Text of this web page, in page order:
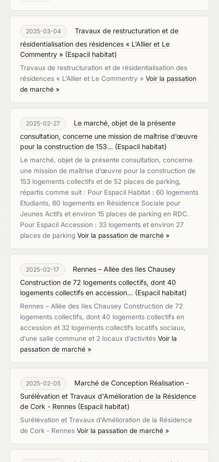
2025-03-04
Travaux de restructuration et de
résidentialisation des résidences « L’Allier et Le
Commentry » (Espacil habitat)
Travaux de restructuration et de résidentialisation des
résidences « L’Allier et Le Commentry » Voir la passation
de marché »
2025-02-27
Le marché, objet de la présente
consultation, concerne une mission de maîtrise d’œuvre
pour la construction de 153... (Espacil habitat)
Le marché, objet de la présente consultation, concerne
une mission de maîtrise d’œuvre pour la construction de
153 logements collectifs et de 52 places de parking,
répartis comme suit : Pour Espacil Habitat : 60 logements
Etudiants, 60 logements en Résidence Sociale pour
Jeunes Actifs et environ 15 places de parking en RDC.
Pour Espacil Accession : 33 logements et environ 27
places de parking Voir la passation de marché »
2025-02-17
Rennes – Allée des Iles Chausey
Construction de 72 logements collectifs, dont 40
logements collectifs en accession... (Espacil habitat)
Rennes – Allée des Iles Chausey Construction de 72
logements collectifs, dont 40 logements collectifs en
accession et 32 logements collectifs locatifs sociaux,
d’une salle commune et 2 locaux d’activités Voir la
passation de marché »
2025-02-05
Marché de Conception Réalisation -
Surélévation et Travaux d'Amélioration de la Résidence
de Cork - Rennes (Espacil habitat)
Surélévation et Travaux d'Amélioration de la Résidence
de Cork - Rennes Voir la passation de marché »